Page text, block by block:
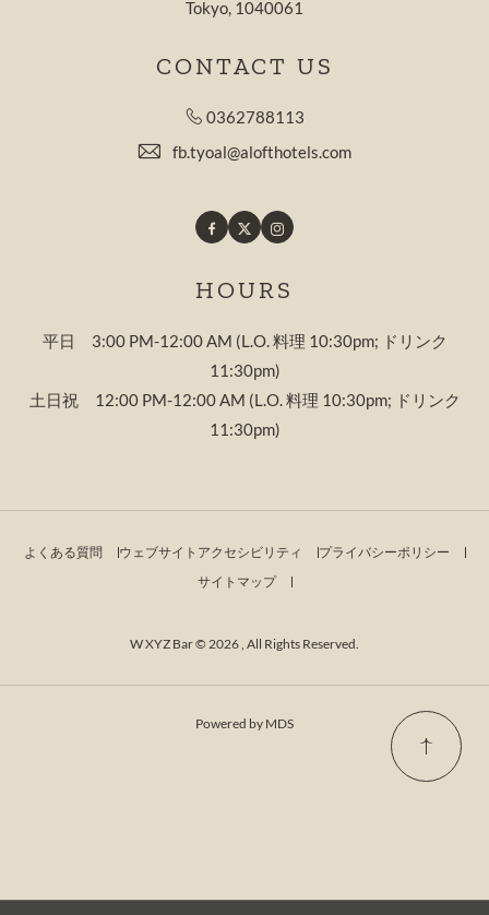
Tokyo, 1040061
CONTACT US
0362788113
fb.tyoal@alofthotels.com
FacebookTwitterInstagram
HOURS
平日 3:00 PM-12:00 AM (L.O. 料理 10:30pm; ドリンク
11:30pm)
土日祝 12:00 PM-12:00 AM (L.O. 料理 10:30pm; ドリンク
11:30pm)
よくある質問 ウェブサイトアクセシビリティ
プライバシーポリシー
サイトマップ
W XYZ Bar © 2026 , All Rights Reserved.
Powered by MDS